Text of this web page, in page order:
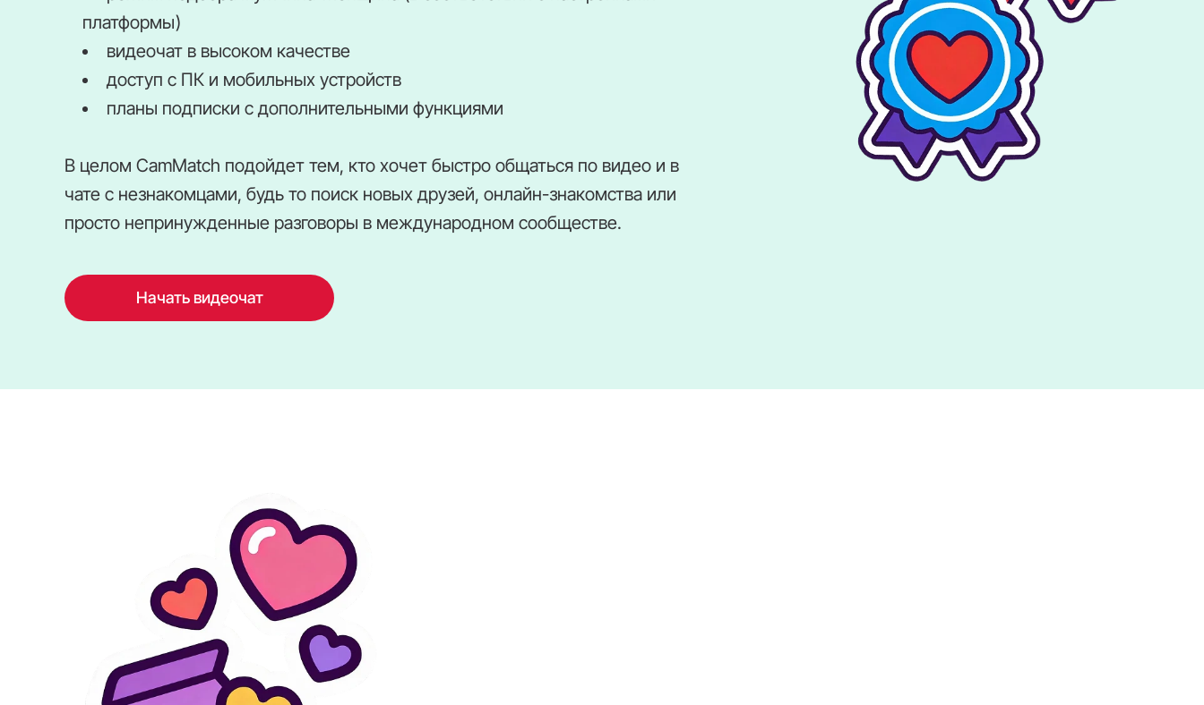
платформы)
видеочат в высоком качестве
доступ с ПК и мобильных устройств
планы подписки с дополнительными функциями
В целом CamMatch подойдет тем, кто хочет быстро общаться по видео и в
чате с незнакомцами, будь то поиск новых друзей, онлайн-знакомства или
просто непринужденные разговоры в международном сообществе.
Начать видеочат